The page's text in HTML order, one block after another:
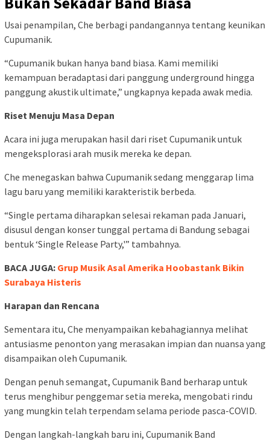
Usai penampilan, Che berbagi pandangannya tentang keunikan
Cupumanik.
“Cupumanik bukan hanya band biasa. Kami memiliki
kemampuan beradaptasi dari panggung underground hingga
panggung akustik ultimate,” ungkapnya kepada awak media.
Riset Menuju Masa Depan
Acara ini juga merupakan hasil dari riset Cupumanik untuk
mengeksplorasi arah musik mereka ke depan.
Che menegaskan bahwa Cupumanik sedang menggarap lima
lagu baru yang memiliki karakteristik berbeda.
“Single pertama diharapkan selesai rekaman pada Januari,
disusul dengan konser tunggal pertama di Bandung sebagai
bentuk ‘Single Release Party,'” tambahnya.
BACA JUGA: Grup Musik Asal Amerika Hoobastank Bikin
Surabaya Histeris
Harapan dan Rencana
Sementara itu, Che menyampaikan kebahagiannya melihat
antusiasme penonton yang merasakan impian dan nuansa yang
disampaikan oleh Cupumanik.
Dengan penuh semangat, Cupumanik Band berharap untuk
terus menghibur penggemar setia mereka, mengobati rindu
yang mungkin telah terpendam selama periode pasca-COVID.
Dengan langkah-langkah baru ini, Cupumanik Band